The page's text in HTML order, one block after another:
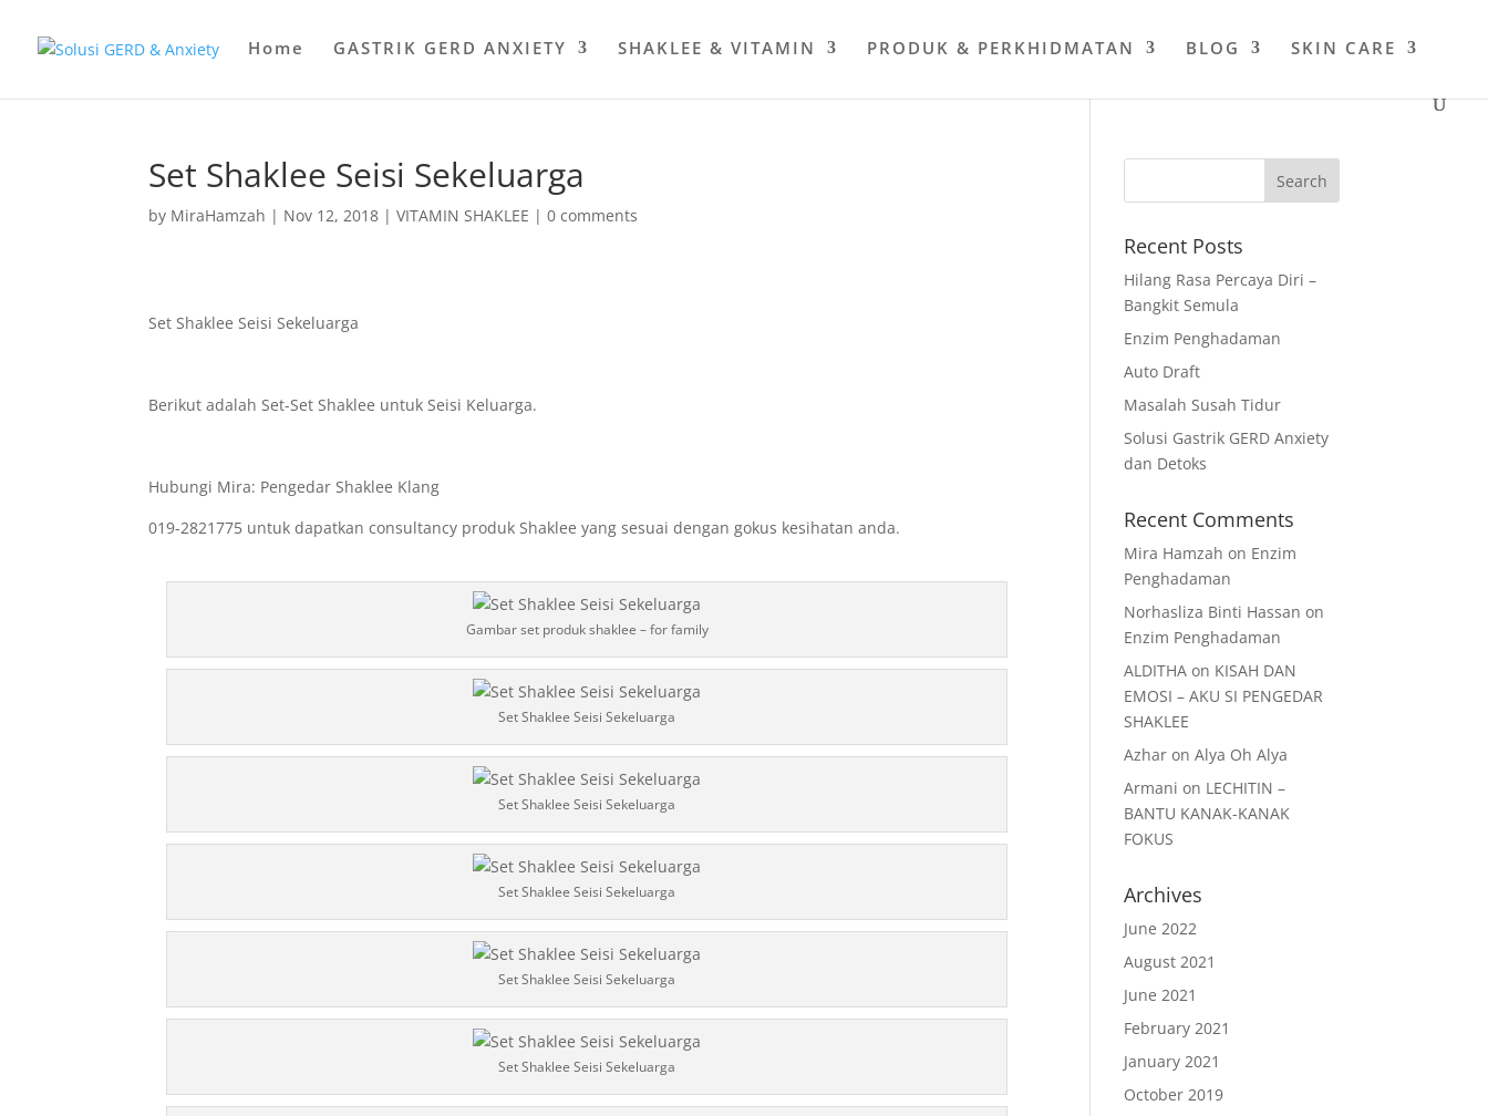
Home GASTRIK GERD ANXIETY SHAKLEE & VITAMIN PRODUK & PERKHIDMATAN BLOG SKIN CARE
Set Shaklee Seisi Sekeluarga
by MiraHamzah | Nov 12, 2018 |VITAMIN SHAKLEE |0 comments
Set Shaklee Seisi Sekeluarga
Berikut adalah Set-Set Shaklee untuk Seisi Keluarga.
Hubungi Mira: Pengedar Shaklee Klang
019-2821775 untuk dapatkan consultancy produk Shaklee yang sesuai dengan gokus kesihatan anda.
Gambar set produk shaklee – for family
Set Shaklee Seisi Sekeluarga
Set Shaklee Seisi Sekeluarga
Set Shaklee Seisi Sekeluarga
Set Shaklee Seisi Sekeluarga
Set Shaklee Seisi Sekeluarga
Recent Posts
Hilang Rasa Percaya Diri –
Bangkit Semula
Enzim Penghadaman
Auto Draft
Masalah Susah Tidur
Solusi Gastrik GERD Anxiety
dan Detoks
Recent Comments
Mira Hamzah on Enzim
Penghadaman
Norhasliza Binti Hassan on
Enzim Penghadaman
ALDITHA on KISAH DAN
EMOSI – AKU SI PENGEDAR
SHAKLEE
Azhar onAlya Oh Alya
Armani on LECHITIN –
BANTU KANAK-KANAK
FOKUS
Archives
June 2022
August 2021
June 2021
February 2021
January 2021
October 2019